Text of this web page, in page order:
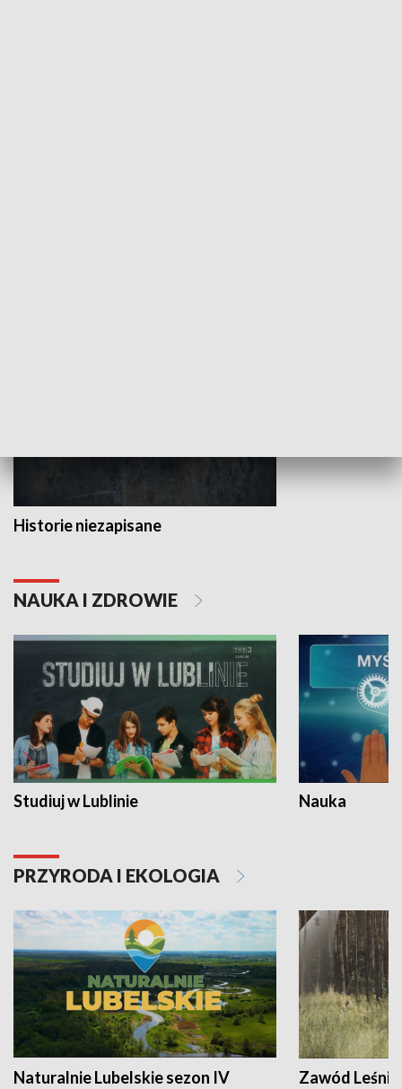
Historie niezapisane
NAUKA I ZDROWIE
Studiuj w Lublinie Nauka
PRZYRODA I EKOLOGIA
Naturalnie Lubelskie sezon IV Zawód Leśnik